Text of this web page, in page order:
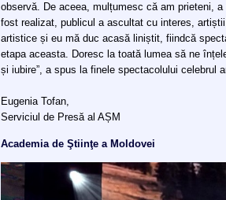
observă. De aceea, mulțumesc că am prieteni,
fost realizat, publicul a ascultat cu interes,
artistice și eu mă duc acasă liniștit, fiindcă
etapa aceasta. Doresc la toată lumea să ne
și iubire”, a spus la finele spectacolului celebrul
Eugenia Tofan,
Serviciul de Presă al AȘM
Academia de Ştiinţe a Moldovei